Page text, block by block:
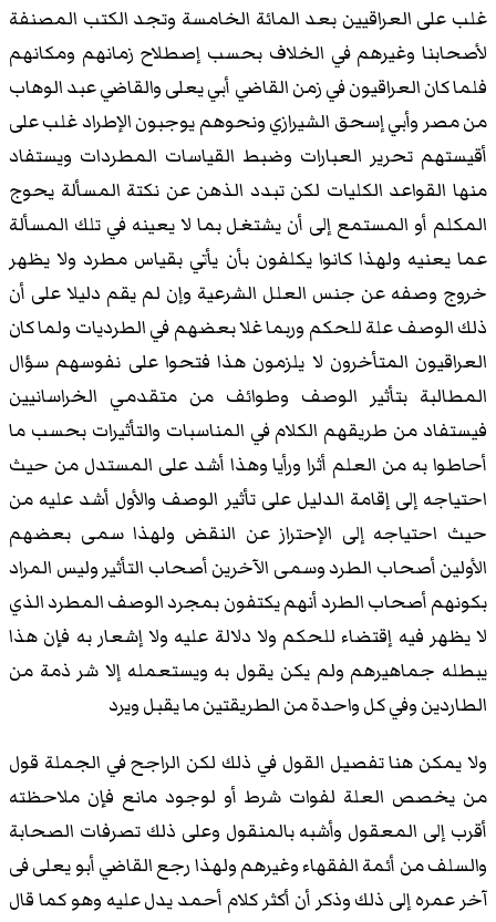
غلب على العراقيين بعد المائة الخامسة وتجد الكتب المصنفة
لأصحابنا وغيرهم في الخلاف بحسب إصطلاح زمانهم ومكانهم
فلما كان العراقيون في زمن القاضي أبي يعلى والقاضي عبد الوهاب
من مصر وأبي إسحق الشيرازي ونحوهم يوجبون الإطراد غلب على
أقيستهم تحرير العبارات وضبط القياسات المطردات ويستفاد
منها القواعد الكليات لكن تبدد الذهن عن نكتة المسألة يحوج
المكلم أو المستمع إلى أن يشتغل بما لا يعينه في تلك المسألة
عما يعنيه ولهذا كانوا يكلفون بأن يأتي بقياس مطرد ولا يظهر
خروج وصفه عن جنس العلل الشرعية وإن لم يقم دليلا على أن
ذلك الوصف علة للحكم وربما غلا بعضهم في الطرديات ولما كان
العراقيون المتأخرون لا يلزمون هذا فتحوا على نفوسهم سؤال
المطالبة بتأثير الوصف وطوائف من متقدمي الخراسانيين
فيستفاد من طريقهم الكلام في المناسبات والتأثيرات بحسب ما
أحاطوا به من العلم أثرا ورأيا وهذا أشد على المستدل من حيث
احتياجه إلى إقامة الدليل على تأثير الوصف والأول أشد عليه من
حيث احتياجه إلى الإحتراز عن النقض ولهذا سمى بعضهم
الأولين أصحاب الطرد وسمى الآخرين أصحاب التأثير وليس المراد
بكونهم أصحاب الطرد أنهم يكتفون بمجرد الوصف المطرد الذي
لا يظهر فيه إقتضاء للحكم ولا دلالة عليه ولا إشعار به فإن هذا
يبطله جماهيرهم ولم يكن يقول به ويستعمله إلا شر ذمة من
الطاردين وفي كل واحدة من الطريقتين ما يقبل ويرد
ولا يمكن هنا تفصيل القول في ذلك لكن الراجح في الجملة قول
من يخصص العلة لفوات شرط أو لوجود مانع فإن ملاحظته
أقرب إلى المعقول وأشبه بالمنقول وعلى ذلك تصرفات الصحابة
والسلف من أئمة الفقهاء وغيرهم ولهذا رجع القاضي أبو يعلى فى
آخر عمره إلى ذلك وذكر أن أكثر كلام أحمد يدل عليه وهو كما قال